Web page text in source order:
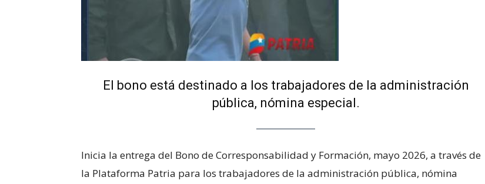
El bono está destinado a los trabajadores de la administración
pública, nómina especial.
Inicia la entrega del Bono de Corresponsabilidad y Formación, mayo 2026, a través de
la Plataforma Patria para los trabajadores de la administración pública, nómina